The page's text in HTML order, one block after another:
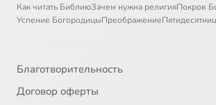
Как читать БиблиюЗачем нужна религияПокров
Успение БогородицыПреображение
Благотворительность
Договор оферты